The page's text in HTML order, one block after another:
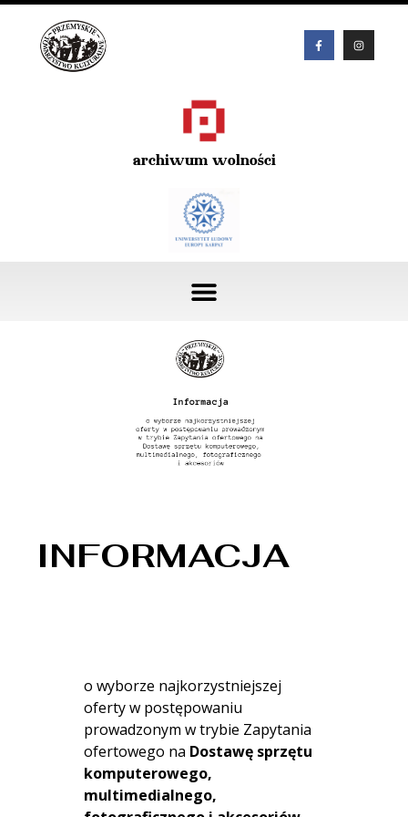
archiwum wolności
INFORMACJA
o wyborze najkorzystniejszej
oferty w postępowaniu
prowadzonym w trybie Zapytania
ofertowego na Dostawę sprzętu
komputerowego,
multimedialnego,